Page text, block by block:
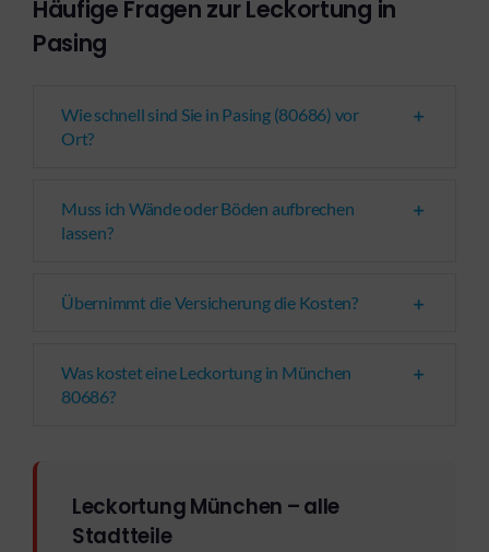
Häufige Fragen zur Leckortung in
Pasing
Wie schnell sind Sie in Pasing (80686) vor
Ort?
Muss ich Wände oder Böden aufbrechen
lassen?
Übernimmt die Versicherung die Kosten?
Was kostet eine Leckortung in München
80686?
Leckortung München – alle
Stadtteile